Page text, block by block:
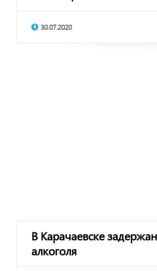
30.07.2020
В Карачаевске
алкоголя